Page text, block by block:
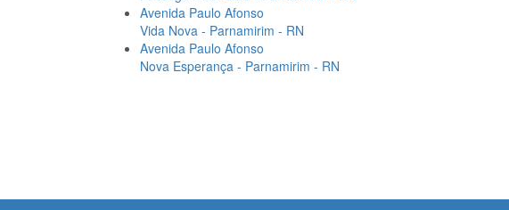
Avenida Paulo Afonso
Vida Nova - Parnamirim - RN
Avenida Paulo Afonso
Nova Esperança - Parnamirim - RN